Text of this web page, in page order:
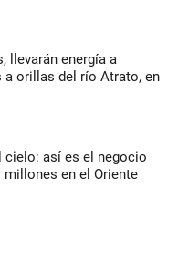
llevarán energía a
a orillas del río Atrato, en
cielo: así es el negocio
millones en el Oriente